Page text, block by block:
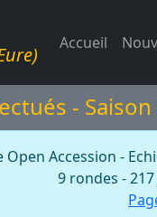
Accueil
-
Open Accession -
9 rondes -